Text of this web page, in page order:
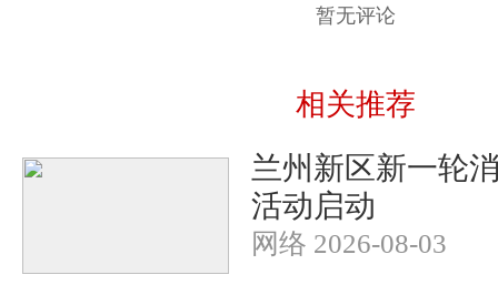
暂无评论
相关推荐
兰州新区新一轮
活动启动
网络 2026-08-03